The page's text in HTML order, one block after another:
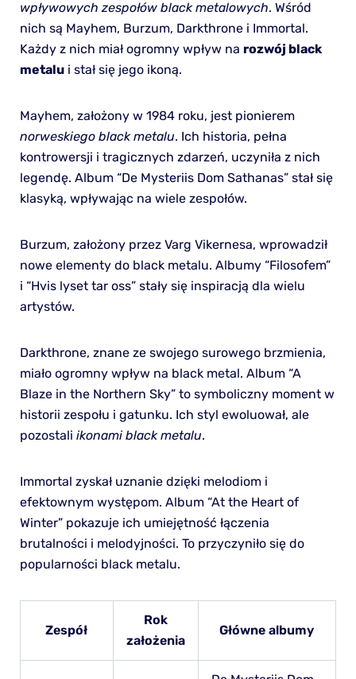
wpływowych zespołów black metalowych. Wśród
nich są Mayhem, Burzum, Darkthrone i Immortal.
Każdy z nich miał ogromny wpływ na rozwój black
metalui stał się jego ikoną.
Mayhem, założony w 1984 roku, jest pionierem
norweskiego black metalu. Ich historia, pełna
kontrowersji i tragicznych zdarzeń, uczyniła z nich
legendę. Album “De Mysteriis Dom Sathanas” stał się
klasyką, wpływając na wiele zespołów.
Burzum, założony przez Varg Vikernesa, wprowadził
nowe elementy do black metalu. Albumy “Filosofem”
i “Hvis lyset tar oss” stały się inspiracją dla wielu
artystów.
Darkthrone, znane ze swojego surowego brzmienia,
miało ogromny wpływ na black metal. Album “A
Blaze in the Northern Sky” to symboliczny moment w
historii zespołu i gatunku. Ich styl ewoluował, ale
pozostali ikonami black metalu.
Immortal zyskał uznanie dzięki melodiom i
efektownym występom. Album “At the Heart of
Winter” pokazuje ich umiejętność łączenia
brutalności i melodyjności. To przyczyniło się do
popularności black metalu.
Zespół
Rok
założenia
Główne albumy